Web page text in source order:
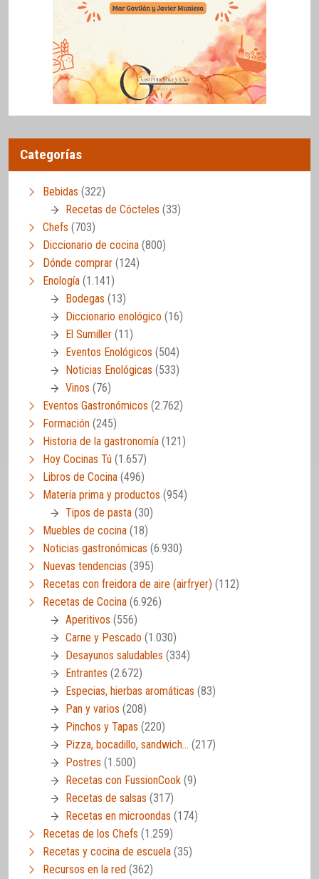
Categorías
Bebidas (322)
Recetas de Cócteles (33)
Chefs (703)
Diccionario de cocina (800)
Dónde comprar (124)
Enología (1.141)
Bodegas (13)
Diccionario enológico (16)
El Sumiller (11)
Eventos Enológicos (504)
Noticias Enológicas (533)
Vinos (76)
Eventos Gastronómicos (2.762)
Formación (245)
Historia de la gastronomía (121)
Hoy Cocinas Tú (1.657)
Libros de Cocina (496)
Materia prima y productos (954)
Tipos de pasta (30)
Muebles de cocina (18)
Noticias gastronómicas (6.930)
Nuevas tendencias (395)
Recetas con freidora de aire (airfryer) (112)
Recetas de Cocina (6.926)
Aperitivos (556)
Carne y Pescado (1.030)
Desayunos saludables (334)
Entrantes (2.672)
Especias, hierbas aromáticas (83)
Pan y varios (208)
Pinchos y Tapas (220)
Pizza, bocadillo, sandwich… (217)
Postres (1.500)
Recetas con FussionCook (9)
Recetas de salsas (317)
Recetas en microondas (174)
Recetas de los Chefs (1.259)
Recetas y cocina de escuela (35)
Recursos en la red (362)